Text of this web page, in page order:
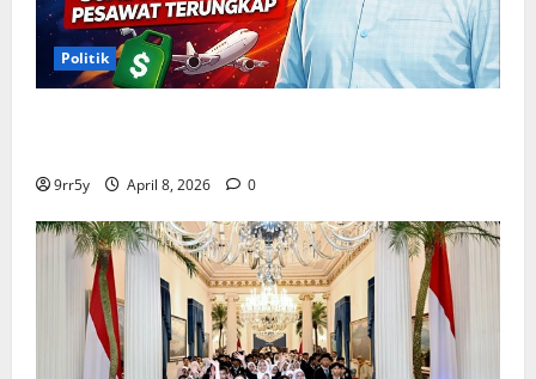
Politik
9rr5y April 8, 2026 0